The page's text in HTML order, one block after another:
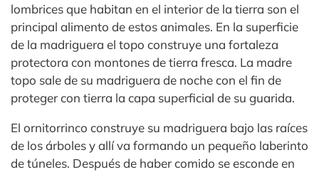
lombrices que habitan en el interior de la tierra son el
principal alimento de estos animales. En la superficie
de la madriguera el topo construye una fortaleza
protectora con montones de tierra fresca. La madre
topo sale de su madriguera de noche con el fin de
proteger con tierra la capa superficial de su guarida.
El ornitorrinco construye su madriguera bajo las raíces
de los árboles y allí va formando un pequeño laberinto
de túneles. Después de haber comido se esconde en